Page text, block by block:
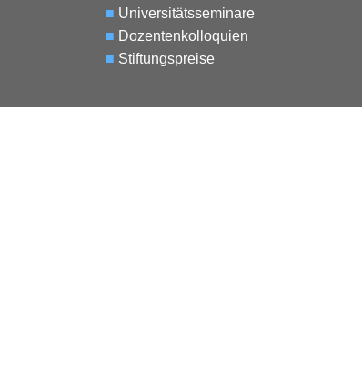
■ Universitätsseminare
■ Dozentenkolloquien
■ Stiftungspreise